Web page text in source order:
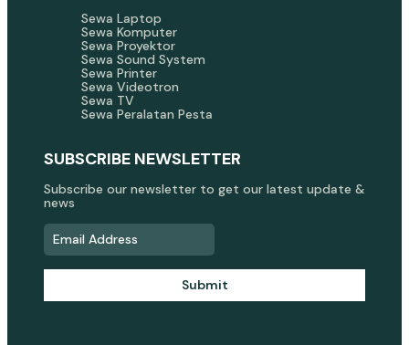
Sewa Laptop
Sewa Komputer
Sewa Proyektor
Sewa Sound System
Sewa Printer
Sewa Videotron
Sewa TV
Sewa Peralatan Pesta
SUBSCRIBE NEWSLETTER
Subscribe our newsletter to get our latest update &
news
Submit